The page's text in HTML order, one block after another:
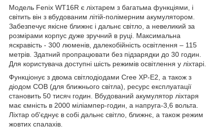
Модель Fenix WT16R є ліхтарем з багатьма функціями, і
світить він з вбудованим літій-полімерним акумулятором.
Забезпечує якісне ближнє і дальнє світло, а невеликий за
розмірами корпус дуже зручний в руці. Максимальна
яскравість - 300 люменів, далекобійність освітлення – 115
метрів. Здатний пропрацювати без підзарядки до 30 годин.
Для користувача доступні шість режимів освітлення у ліхтарі.
Функціонує з двома світлодіодами Cree XP-E2, а також з
діодом COB (для ближнього світла), ресурс експлуатації
становить 50 тисяч годин. Вбудований акумулятор ліхтаря
має ємність в 2000 міліампер-годин, а напруга-3,6 вольта.
Ліхтар об'єднує в собі дальнє світло, ближнє, а також режим
жовтих спалахів.